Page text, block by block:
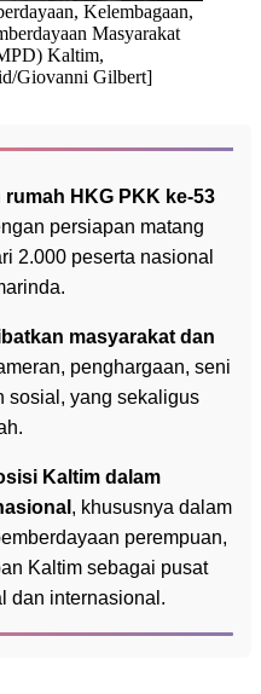
Kelembagaan,
Masyarakat
Kaltim,
Giovanni Gilbert]
HKG PKK ke-53
persiapan matang
2.000 peserta nasional
masyarakat dan
penghargaan, seni
sosial, yang sekaligus
Kaltim dalam
, khususnya dalam
perempuan,
Kaltim sebagai pusat
dan internasional.